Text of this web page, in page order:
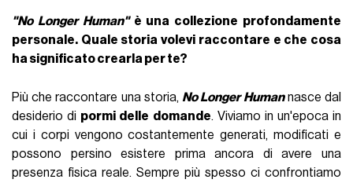
"No Longer Human"è una collezione profondamente
personale. Quale storia volevi raccontare e che cosa
ha significato crearla per te?
Più che raccontare una storia,No Longer Humannasce dal
desiderio di pormi delle domande. Viviamo in un'epoca in
cui i corpi vengono costantemente generati, modificati e
possono persino esistere prima ancora di avere una
presenza fisica reale. Sempre più spesso ci confrontiamo